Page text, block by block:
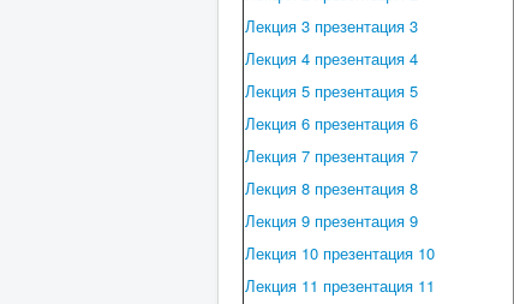
Лекция 3 презентация 3
Лекция 4 презентация 4
Лекция 5 презентация 5
Лекция 6 презентация 6
Лекция 7 презентация 7
Лекция 8 презентация 8
Лекция 9 презентация 9
Лекция 10 презентация 10
Лекция 11 презентация 11